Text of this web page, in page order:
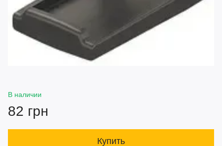
В наличии
82 грн
Купить